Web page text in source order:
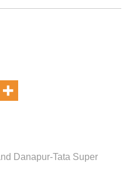
Danapur-Tata Super